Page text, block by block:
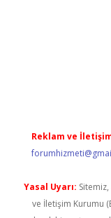
Reklam ve
Yasal Uyarı:
ve İletişim Kurumu